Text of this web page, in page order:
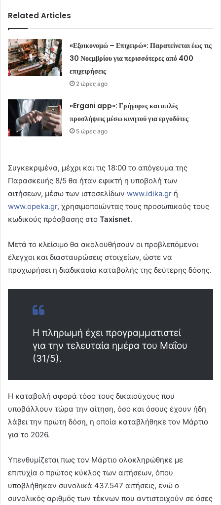
Related Articles
«Εξοικονομώ – Επιχειρώ»: Παρατείνεται έως τις
30 Νοεμβρίου για περισσότερες από 400
επιχειρήσεις
2 ώρες ago
«Ergani app»: Γρήγορες και απλές
προσλήψεις μέσω κινητού για εργοδότες
5 ώρες ago
Συγκεκριμένα, μέχρι και τις 18:00 το απόγευμα της
Παρασκευής 8/5 θα ήταν εφικτή η υποβολή των
αιτήσεων, μέσω των ιστοσελίδων www.idika.gr ή
www.opeka.gr, χρησιμοποιώντας τους προσωπικούς τους
κωδικούς πρόσβασης στο Taxisnet.
Μετά το κλείσιμο θα ακολουθήσουν οι προβλεπόμενοι
έλεγχοι και διασταυρώσεις στοιχείων, ώστε να
προχωρήσει η διαδικασία καταβολής της δεύτερης δόσης.
Η πληρωμή έχει προγραμματιστεί
για την τελευταία ημέρα του Μαΐου
(31/5).
Η καταβολή αφορά τόσο τους δικαιούχους που
υποβάλλουν τώρα την αίτηση, όσο και όσους έχουν ήδη
λάβει την πρώτη δόση, η οποία καταβλήθηκε τον Μάρτιο
για το 2026.
Υπενθυμίζεται πως τον Μάρτιο ολοκληρώθηκε με
επιτυχία ο πρώτος κύκλος των αιτήσεων, όπου
υποβλήθηκαν συνολικά 437.547 αιτήσεις, ενώ ο
συνολικός αριθμός των τέκνων που αντιστοιχούν σε όσες